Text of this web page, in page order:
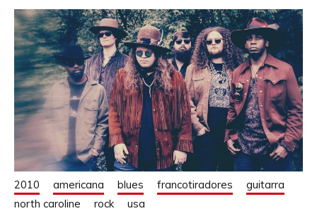
2010 americana blues francotiradores
guitarra
north caroline
rock usa